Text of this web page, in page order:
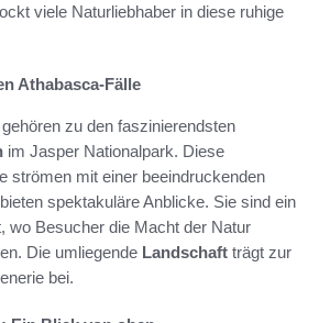
viele Naturliebhaber in diese ruhige
Athabasca-Fälle
gehören zu den faszinierendsten
im Jasper Nationalpark. Diese
strömen mit einer beeindruckenden
spektakuläre Anblicke. Sie sind ein
wo Besucher die Macht der Natur
Die umliegende Landschaft trägt zur
bei.